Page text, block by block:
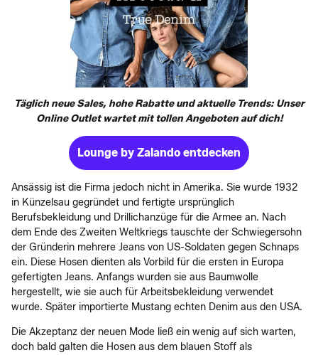
Täglich neue Sales, hohe Rabatte und aktuelle Trends: Unser
Online Outlet wartet mit tollen Angeboten auf dich!
Lounge by Zalando entdecken
Ansässig ist die Firma jedoch nicht in Amerika. Sie wurde 1932
in Künzelsau gegründet und fertigte ursprünglich
Berufsbekleidung und Drillichanzüge für die Armee an. Nach
dem Ende des Zweiten Weltkriegs tauschte der Schwiegersohn
der Gründerin mehrere Jeans von US-Soldaten gegen Schnaps
ein. Diese Hosen dienten als Vorbild für die ersten in Europa
gefertigten Jeans. Anfangs wurden sie aus Baumwolle
hergestellt, wie sie auch für Arbeitsbekleidung verwendet
wurde. Später importierte Mustang echten Denim aus den USA.
Die Akzeptanz der neuen Mode ließ ein wenig auf sich warten,
doch bald galten die Hosen aus dem blauen Stoff als